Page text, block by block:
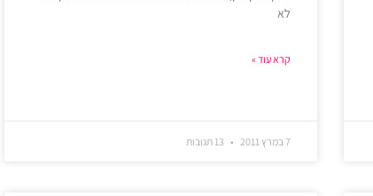
לא
קרא עוד »
7 במרץ 2011